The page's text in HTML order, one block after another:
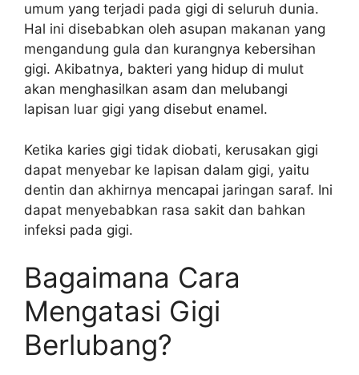
umum yang terjadi pada gigi di seluruh dunia.
Hal ini disebabkan oleh asupan makanan yang
mengandung gula dan kurangnya kebersihan
gigi. Akibatnya, bakteri yang hidup di mulut
akan menghasilkan asam dan melubangi
lapisan luar gigi yang disebut enamel.
Ketika karies gigi tidak diobati, kerusakan gigi
dapat menyebar ke lapisan dalam gigi, yaitu
dentin dan akhirnya mencapai jaringan saraf. Ini
dapat menyebabkan rasa sakit dan bahkan
infeksi pada gigi.
Bagaimana Cara
Mengatasi Gigi
Berlubang?